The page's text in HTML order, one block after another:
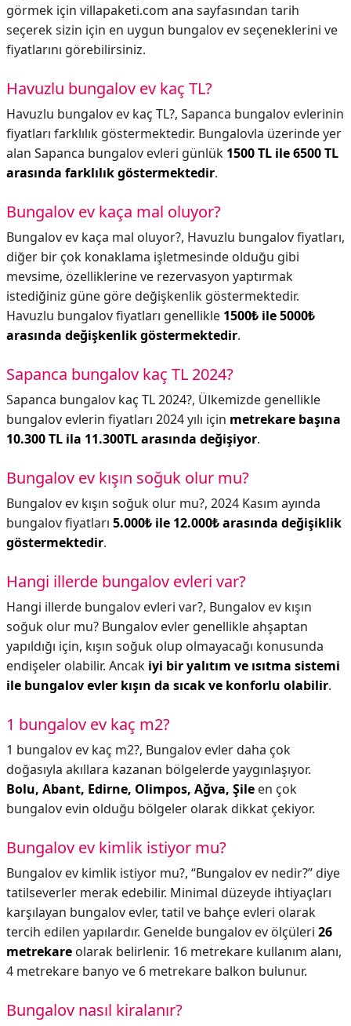
görmek için villapaketi.com ana sayfasından tarih
seçerek sizin için en uygun bungalov ev seçeneklerini ve
fiyatlarını görebilirsiniz.
Havuzlu bungalov ev kaç TL?
Havuzlu bungalov ev kaç TL?, Sapanca bungalov evlerinin
fiyatları farklılık göstermektedir. Bungalovla üzerinde yer
alan Sapanca bungalov evleri günlük 1500 TL ile 6500 TL
arasında farklılık göstermektedir.
Bungalov ev kaça mal oluyor?
Bungalov ev kaça mal oluyor?, Havuzlu bungalov fiyatları,
diğer bir çok konaklama işletmesinde olduğu gibi
mevsime, özelliklerine ve rezervasyon yaptırmak
istediğiniz güne göre değişkenlik göstermektedir.
Havuzlu bungalov fiyatları genellikle 1500₺ ile 5000₺
arasında değişkenlik göstermektedir.
Sapanca bungalov kaç TL 2024?
Sapanca bungalov kaç TL 2024?, Ülkemizde genellikle
bungalov evlerin fiyatları 2024 yılı için metrekare başına
10.300 TL ila 11.300TL arasında değişiyor.
Bungalov ev kışın soğuk olur mu?
Bungalov ev kışın soğuk olur mu?, 2024 Kasım ayında
bungalov fiyatları 5.000₺ ile 12.000₺ arasında değişiklik
göstermektedir.
Hangi illerde bungalov evleri var?
Hangi illerde bungalov evleri var?, Bungalov ev kışın
soğuk olur mu? Bungalov evler genellikle ahşaptan
yapıldığı için, kışın soğuk olup olmayacağı konusunda
endişeler olabilir. Ancak iyi bir yalıtım ve ısıtma sistemi
ile bungalov evler kışın da sıcak ve konforlu olabilir.
1 bungalov ev kaç m2?
1 bungalov ev kaç m2?, Bungalov evler daha çok
doğasıyla akıllara kazanan bölgelerde yaygınlaşıyor.
Bolu, Abant, Edirne, Olimpos, Ağva, Şile en çok
bungalov evin olduğu bölgeler olarak dikkat çekiyor.
Bungalov ev kimlik istiyor mu?
Bungalov ev kimlik istiyor mu?, “Bungalov ev nedir?” diye
tatilseverler merak edebilir. Minimal düzeyde ihtiyaçları
karşılayan bungalov evler, tatil ve bahçe evleri olarak
tercih edilen yapılardır. Genelde bungalov ev ölçüleri 26
metrekare olarak belirlenir. 16 metrekare kullanım alanı,
4 metrekare banyo ve 6 metrekare balkon bulunur.
Bungalov nasıl kiralanır?